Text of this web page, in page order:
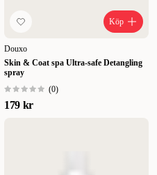
Köp
Douxo
Skin & Coat spa Ultra-safe Detangling
spray
(0)
179 kr